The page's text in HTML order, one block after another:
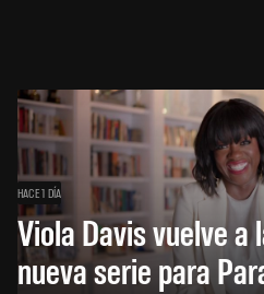
HACE 1 DÍA
Viola Davis vuelve a
nueva serie para